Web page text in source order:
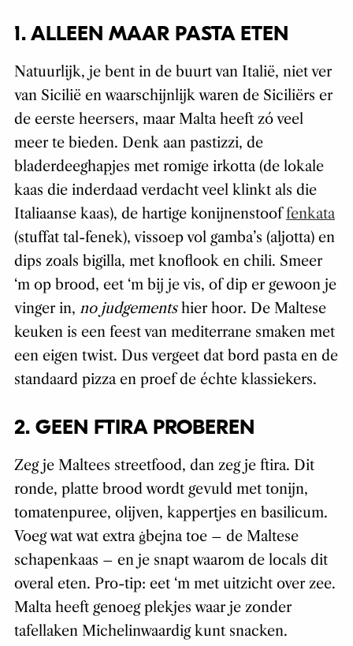
1. ALLEEN MAAR PASTA ETEN
Natuurlijk, je bent in de buurt van Italië, niet ver
van Sicilië en waarschijnlijk waren de Siciliërs er
de eerste heersers, maar Malta heeft zó veel
meer te bieden. Denk aan pastizzi, de
bladerdeeghapjes met romige irkotta (de lokale
kaas die inderdaad verdacht veel klinkt als die
Italiaanse kaas), de hartige konijnenstooffenkata
(stuffat tal-fenek), vissoep vol gamba’s (aljotta) en
dips zoals bigilla, met knoflook en chili. Smeer
‘m op brood, eet ‘m bij je vis, of dip er gewoon je
vinger in, no judgementshier hoor. De Maltese
keuken is een feest van mediterrane smaken met
een eigen twist. Dus vergeet dat bord pasta en de
standaard pizza en proef de échte klassiekers.
2. GEEN FTIRA PROBEREN
Zeg je Maltees streetfood, dan zeg je ftira. Dit
ronde, platte brood wordt gevuld met tonijn,
tomatenpuree, olijven, kappertjes en basilicum.
Voeg wat wat extra ġbejna toe – de Maltese
schapenkaas – en je snapt waarom de locals dit
overal eten. Pro-tip: eet ‘m met uitzicht over zee.
Malta heeft genoeg plekjes waar je zonder
tafellaken Michelinwaardig kunt snacken.